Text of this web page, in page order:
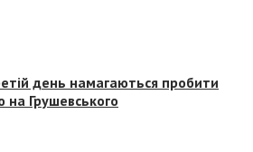
день намагаються пробити
на Грушевського